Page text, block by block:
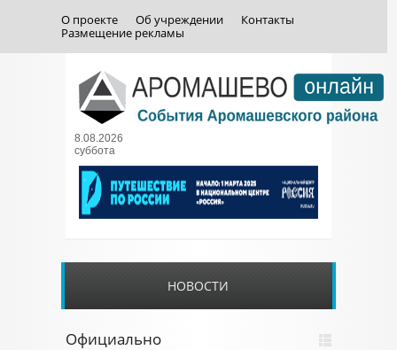
О проекте Об учреждении
Контакты
Размещение рекламы
8.08.2026
суббота
НОВОСТИ
Официально